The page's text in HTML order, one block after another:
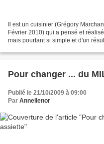
Il est un cuisinier (Grégory
Février 2010) qui a pensé et
mais pourtant si simple et d'un
Pour changer ... du
Publié le 21/10/2009 à 09:00
Par Annellenor